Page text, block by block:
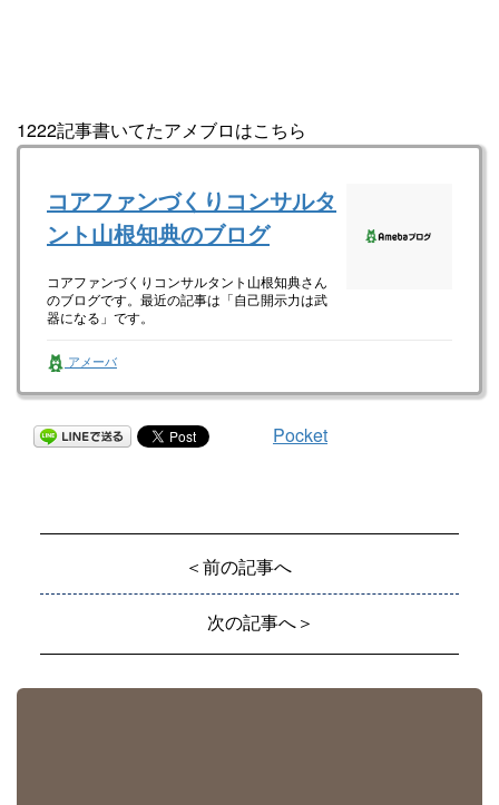
1222記事書いてたアメブロはこちら
コアファンづくりコンサルタ
ント山根知典のブログ
コアファンづくりコンサルタント山根知典さん
のブログです。最近の記事は「自己開示力は武
器になる」です。
アメーバ
Pocket
＜前の記事へ
次の記事へ＞